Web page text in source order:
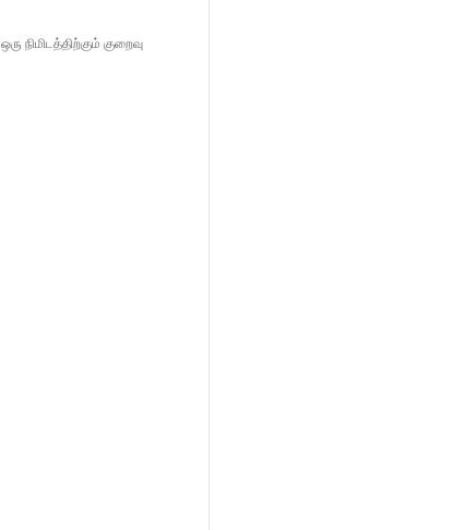
ஒரு நிமிடத்திற்கும் குறைவு